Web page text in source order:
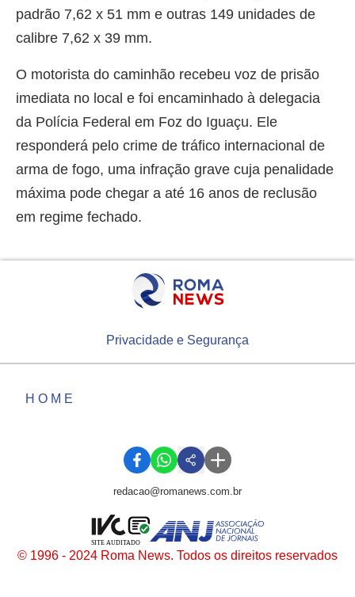
padrão 7,62 x 51 mm e outras 149 unidades de
calibre 7,62 x 39 mm.
O motorista do caminhão recebeu voz de prisão
imediata no local e foi encaminhado à delegacia
da Polícia Federal em Foz do Iguaçu. Ele
responderá pelo crime de tráfico internacional de
arma de fogo, uma infração grave cuja penalidade
máxima pode chegar a até 16 anos de reclusão
em regime fechado.
Privacidade e Segurança
HOME
redacao@romanews.com.br
© 1996 - 2024 Roma News. Todos os direitos reservados
SITE AUDITADO